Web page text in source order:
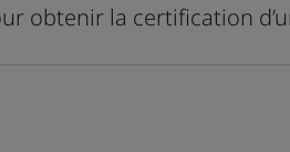
obtenir la certification